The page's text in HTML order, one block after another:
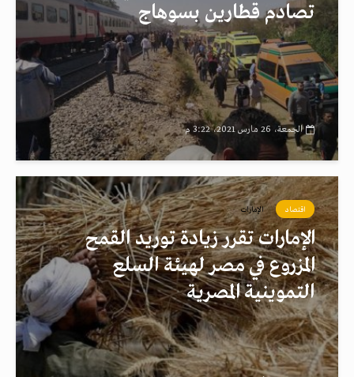
تصادم قطارين بسوهاج
الجمعة، 26 مارس 2021، 3:22 م
اقتصاد الإمارات
الإمارات تقرر زيادة توريد القمح
المزروع في مصر لهيئة السلع
التموينية المصرية